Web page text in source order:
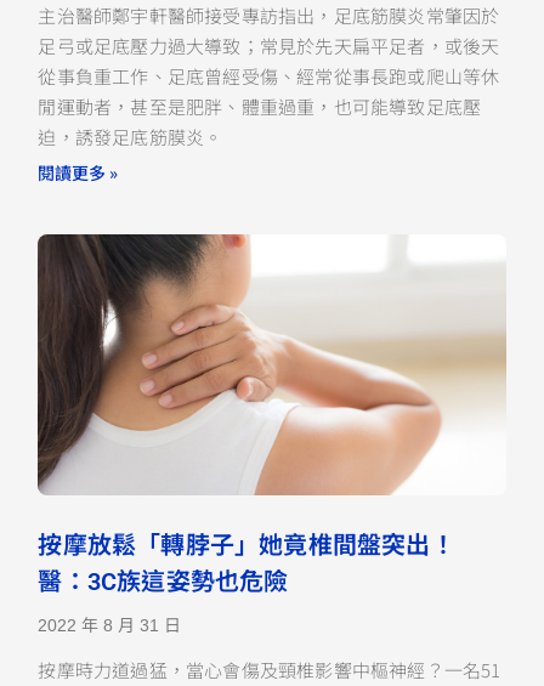
主治醫師鄭宇軒醫師接受專訪指出，足底筋膜炎常肇因於
足弓或足底壓力過大導致；常見於先天扁平足者，或後天
從事負重工作、足底曾經受傷、經常從事長跑或爬山等休
閒運動者，甚至是肥胖、體重過重，也可能導致足底壓
迫，誘發足底筋膜炎。
閱讀更多 »
按摩放鬆「轉脖子」她竟椎間盤突出！
醫：3C族這姿勢也危險
2022 年 8 月 31 日
按摩時力道過猛，當心會傷及頸椎影響中樞神經？一名51